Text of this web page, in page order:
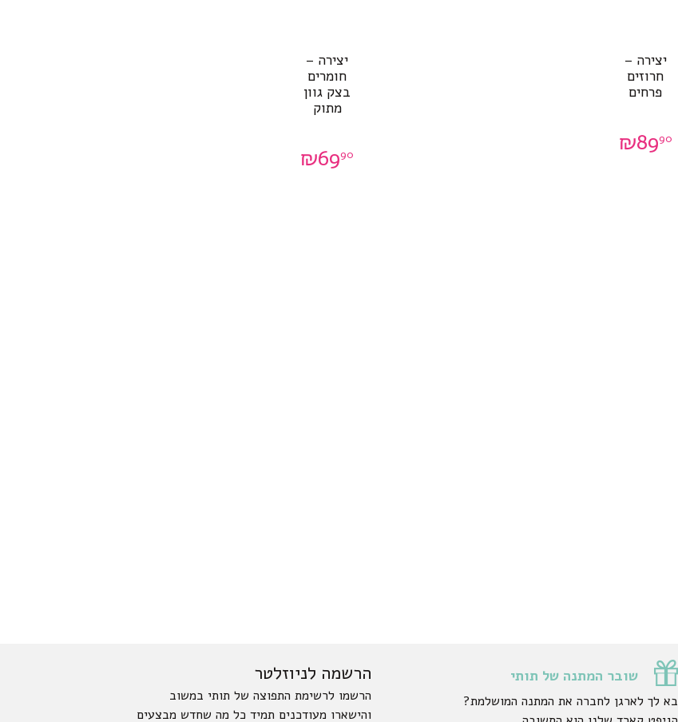
יצירה –
חרוזים
פרחים
₪8990
יצירה –
חומרים
בצק גוון
מתוק
₪6990
שובר המתנה של תותי
בא לך לארגן לחברה את המתנה המושלמת?
הרשמה לניוזלטר
הרשמו לרשימת התפוצה של תותי במשוב
והישארו מעודכנים תמיד כל מה שחדש מבצעים